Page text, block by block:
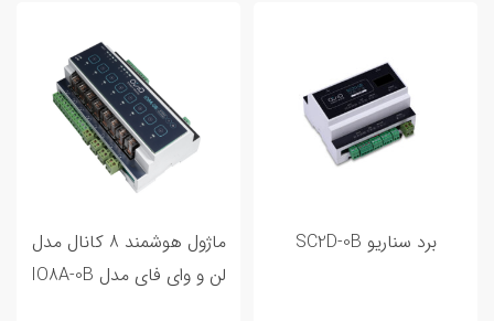
برد سناریو SC2D-0B
ماژول هوشمند 8 کانال مدل
لن و وای فای مدل IO8A-0B